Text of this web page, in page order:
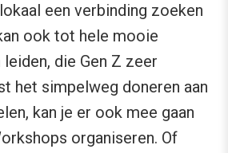
een verbinding zoeken
ook tot hele mooie
die Gen Z zeer
het simpelweg doneren aan
kan je er ook mee gaan
organiseren. Of